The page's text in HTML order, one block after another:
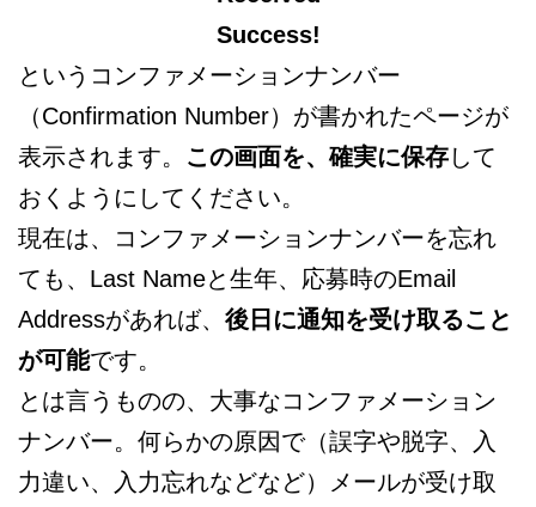
Success!
というコンファメーションナンバー
（Confirmation Number）が書かれたページが
表示されます。 この画面を、確実に保存して
おくようにしてください。
現在は、コンファメーションナンバーを忘れ
ても、Last Nameと生年、応募時のEmail
Addressがあれば、 後日に通知を受け取ること
が可能です。
とは言うものの、大事なコンファメーション
ナンバー。何らかの原因で（誤字や脱字、入
力違い、入力忘れなどなど）メールが受け取